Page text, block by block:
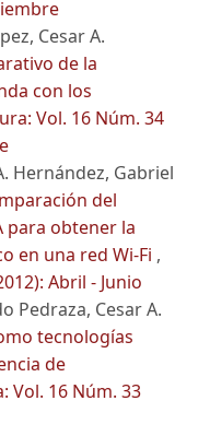
Cesar A.
de la
con los
Vol. 16 Núm. 34
Hernández, Gabriel
del
para obtener la
en una red Wi-Fi ,
Abril - Junio
Pedraza, Cesar A.
tecnologías
de
Vol. 16 Núm. 33